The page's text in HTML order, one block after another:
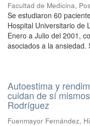
Facultad de Medicina,
Se estudiaron 60
Hospital Universitario de
Enero a Julio del 2001,
asociados a la ansiedad.
Autoestima y
cuidan de sí
Rodríguez
Fuenmayor Fernández,